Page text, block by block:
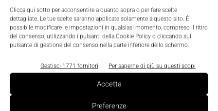
Clicca qui sotto per acconsentire a quanto sopra o per fare scelte
dettagliate. Le tue scelte saranno applicate solamente a questo sito. È
possibile modificare le impostazioni in qualsiasi momento, compreso il ritiro
del consenso, utilizzando i pulsanti della Cookie Policy o cliccando sul
pulsante di gestione del consenso nella parte inferiore dello schermo.
Gestisci 1771 fornitori Per saperne di più su questi scopi
Accetta
Preferenze
passaggio il sistema pianifica l'utilizzo dei treni e i
compiti giornalieri dei conduttori, tenendo conto di
periodi di riposo, ferie e assenze, e trasferisce le
informazioni consuntive al modulo Human
Resources per la gestione paghe. Altro modulo è
quello per la vendita dei biglietti, con il quale si
gestiscono la vendita e le relative contabilizzazioni
fornendo i dati statistici al modulo Kpi. Per facilitare